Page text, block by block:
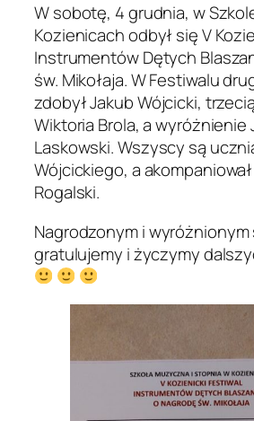
W sobotę, 4 grudnia, w
Kozienicach odbył się V
Instrumentów Dętych
św. Mikołaja. W Festiwalu
zdobył Jakub Wójcicki,
Wiktoria Brola, a wyróżnienie
Laskowski. Wszyscy są
Wójcickiego, a
Rogalski.
Nagrodzonym i
gratulujemy i życzymy